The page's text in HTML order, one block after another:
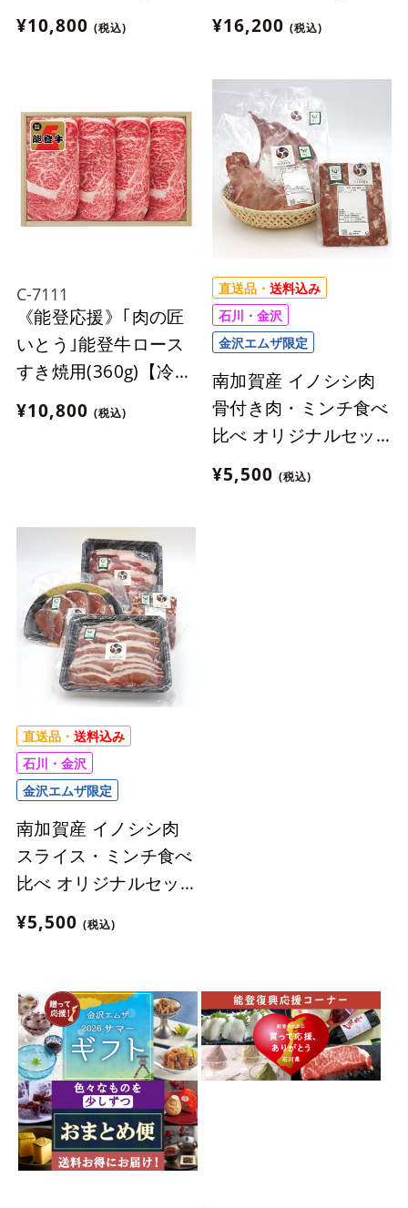
蔵】
¥10,800 (税込)
蔵】
¥16,200 (税込)
C-7111
《能登応援》｢肉の匠
いとう｣能登牛ロース
すき焼用(360g)【冷
蔵】
¥10,800 (税込)
直送品・ 送料込み
石川・金沢
金沢エムザ限定
南加賀産 イノシシ肉
骨付き肉・ミンチ食べ
比べ オリジナルセッ
ト【合計 約880g】
【冷凍】
¥5,500 (税込)
直送品・ 送料込み
石川・金沢
金沢エムザ限定
南加賀産 イノシシ肉
スライス・ミンチ食べ
比べ オリジナルセッ
ト【合計685g】【冷
凍】
¥5,500 (税込)